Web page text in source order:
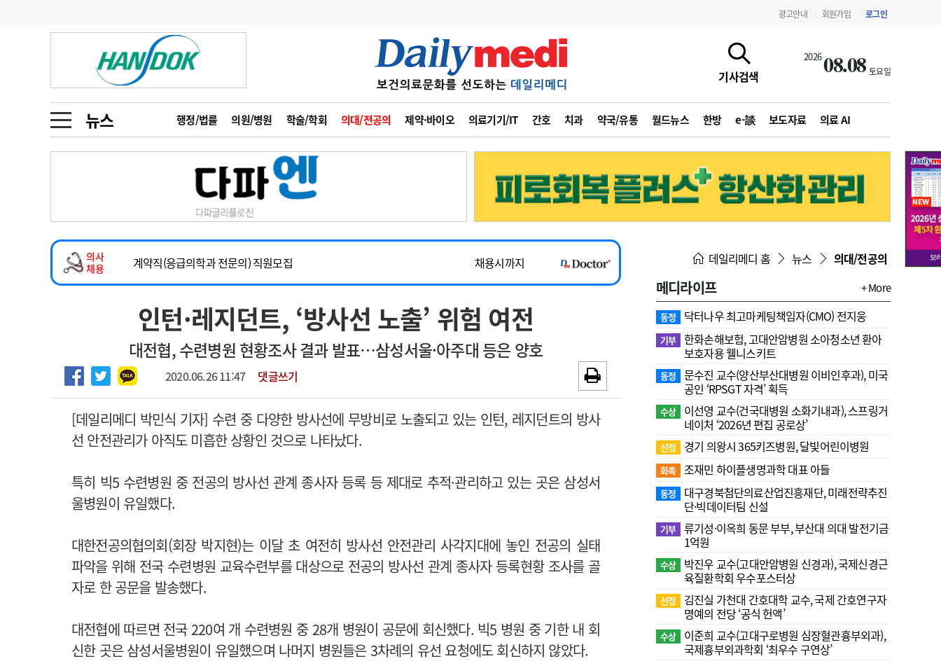
광고안내 회원가입 로그인
기사검색
202608.08 토요일
뉴스 행정/법률 의원/병원 학술/학회 의대/전공의 제약·바이오 의료기기/IT 간호 치과 약국/유통 월드뉴스 한방 e-談 보도자료 의료 AI
금주의 검색어
1
의사인력 수급 추계
2
성분명 처방
3
AI의료
4
전공의 모집 결과
6
관리급여 실시
수련환경 개선
의과대학 입시
인사 사고
오피니언 수첩
인물 초대석 피플
동영상뉴스
포토뉴스
메디 Hospital 지역병원 중소병원
인포메이션 행정처분 판례 정책/통계 공시 지침·기준·평가 약제급여 심사 결과
회사소개 법적고지 광고안내
의사
채용
2026년 하반기 인턴 모집
~2026-08-31
마취통증의학과 임기제 임상의사 채용
채용시까지
계약직(응급의학과 전문의) 직원모집
채용시까지
하반기 전공의(레지던트1년차) 모집
~2026-08-15
2026년 하반기 인턴 모집
~2026-08-31
마취통증의학과 임기제 임상의사 채용
채용시까지
인턴·레지던트, ‘방사선 노출’ 위험 여전
대전협, 수련병원 현황조사 결과 발표…삼성서울·아주대 등은 양호
2020.06.26 11:47 댓글쓰기
[데일리메디 박민식 기자] 수련 중 다양한 방사선에 무방비로 노출되고 있는 인턴, 레지던트의 방사
선 안전관리가 아직도 미흡한 상황인 것으로 나타났다.
특히 빅5 수련병원 중 전공의 방사선 관계 종사자 등록 등 제대로 추적·관리하고 있는 곳은 삼성서
울병원이 유일했다.
대한전공의협의회(회장 박지현)는 이달 초 여전히 방사선 안전관리 사각지대에 놓인 전공의 실태
파악을 위해 전국 수련병원 교육수련부를 대상으로 전공의 방사선 관계 종사자 등록현황 조사를 골
자로 한 공문을 발송했다.
대전협에 따르면 전국 220여 개 수련병원 중 28개 병원이 공문에 회신했다. 빅5 병원 중 기한 내 회
신한 곳은 삼성서울병원이 유일했으며 나머지 병원들은 3차례의 유선 요청에도 회신하지 않았다.
데일리메디 홈 뉴스 의대/전공의
메디라이프 + More
동정 닥터나우 최고마케팅책임자(CMO) 전지웅
기부 한화손해보험, 고대안암병원 소아청소년 환아
보호자용 웰니스키트
동정
문수진 교수( 양산부산대병원 이비인후과), 미국
공인 ‘RPSGT 자격’ 획득
수상
이선영 교수(건국대병원 소화기내과), 스프링거
네이처 ‘2026년 편집 공로상’
선정 경기 의왕시 365키즈병원, 달빛어린이병원
화촉 조재민 하이플생명과학 대표 아들
동정
대구경북첨단의료산업진흥재단, 미래전략추진
단·빅데이터팀 신설
기부 류기성·이옥희 동문 부부, 부산대 의대 발전기금
1억원
수상
박진우 교수(고대안암병원 신경과), 국제신경근
육질환학회 우수포스터상
선정
김진실 가천대 간호대학 교수, 국제 간호연구자
명예의 전당 ‘공식 헌액’
수상
이준희 교수(고대구로병원 심장혈관흉부외과),
국제흉부외과학회 ‘최우수 구연상’